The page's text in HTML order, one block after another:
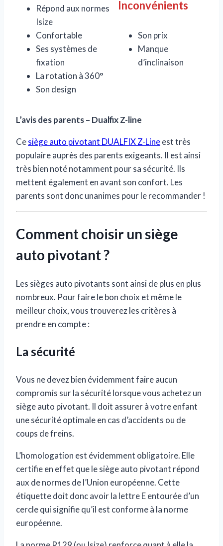
Répond aux normes
Isize
Confortable
Ses systèmes de
fixation
La rotation à 360°
Son design
Inconvénients
Son prix
Manque
d’inclinaison
L’avis des parents – Dualfix Z-line
Cesiège auto pivotant DUALFIX Z-Lineest très
populaire auprès des parents exigeants. Il est ainsi
très bien noté notamment pour sa sécurité. Ils
mettent également en avant son confort. Les
parents sont donc unanimes pour le recommander !
Comment choisir un siège
auto pivotant ?
Les sièges auto pivotants sont ainsi de plus en plus
nombreux. Pour faire le bon choix et même le
meilleur choix, vous trouverez les critères à
prendre en compte :
La sécurité
Vous ne devez bien évidemment faire aucun
compromis sur la sécurité lorsque vous achetez un
siège auto pivotant. Il doit assurer à votre enfant
une sécurité optimale en cas d’accidents ou de
coups de freins.
L’homologation est évidemment obligatoire. Elle
certifie en effet que le siège auto pivotant répond
aux de normes de l’Union européenne. Cette
étiquette doit donc avoir la lettre E entourée d’un
cercle qui signifie qu’il est conforme à la norme
européenne.